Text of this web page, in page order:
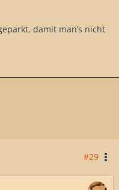
damit man‘s nicht
#29